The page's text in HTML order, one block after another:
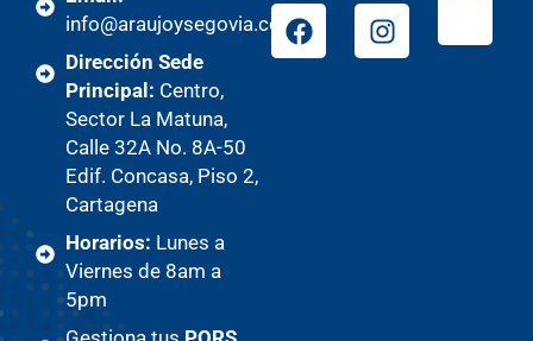
info@araujoysegovia.com
Dirección Sede
Principal: Centro,
Sector La Matuna,
Calle 32A No. 8A-50
Edif. Concasa, Piso 2,
Cartagena
Horarios: Lunes a
Viernes de 8am a
5pm